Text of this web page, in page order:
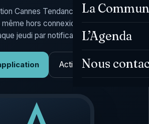
La
L’Agenda
Nous
Cannes Tendances : l'actu de la
hors connexion, et l'Agenda
jeudi par notification.
Activer les alertes